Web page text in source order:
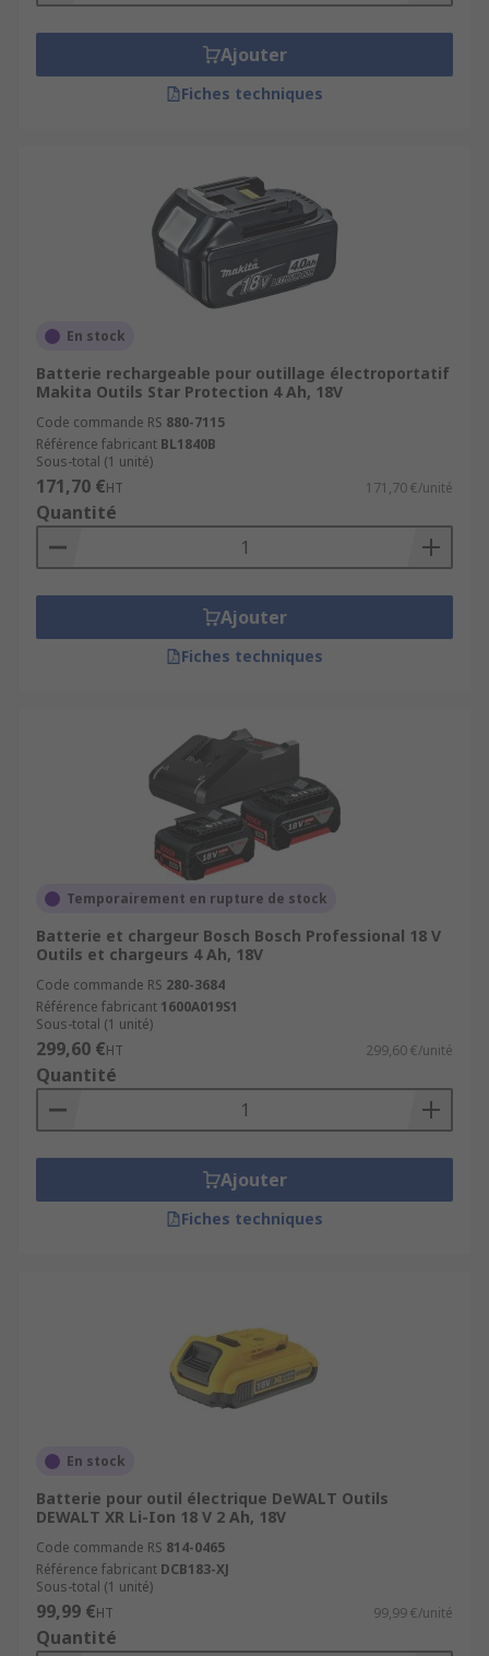
Ajouter
Fiches techniques
En stock
Batterie rechargeable pour outillage électroportatif
Makita Outils Star Protection 4 Ah, 18V
Code commande RS 880-7115
Référence fabricant BL1840B
Sous-total (1 unité)
171,70 €HT 171,70 €/unité
Quantité
Ajouter
Fiches techniques
Temporairement en rupture de stock
Batterie et chargeur Bosch Bosch Professional 18 V
Outils et chargeurs 4 Ah, 18V
Code commande RS 280-3684
Référence fabricant 1600A019S1
Sous-total (1 unité)
299,60 €HT 299,60 €/unité
Quantité
Ajouter
Fiches techniques
En stock
Batterie pour outil électrique DeWALT Outils
DEWALT XR Li-Ion 18 V 2 Ah, 18V
Code commande RS 814-0465
Référence fabricant DCB183-XJ
Sous-total (1 unité)
99,99 €HT 99,99 €/unité
Quantité